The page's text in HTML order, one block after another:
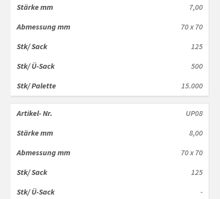
7,00
70 x 70
125
500
15.000
UP08
8,00
70 x 70
125
-